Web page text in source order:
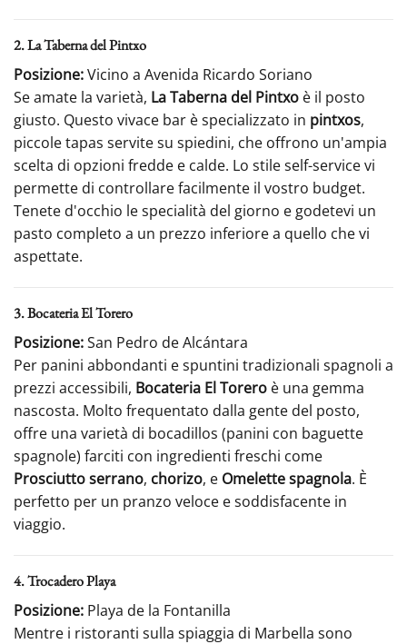
2. La Taberna del Pintxo
Posizione:Vicino a Avenida Ricardo Soriano
Se amate la varietà, La Taberna del Pintxo è il posto
giusto. Questo vivace bar è specializzato in pintxos,
piccole tapas servite su spiedini, che offrono un'ampia
scelta di opzioni fredde e calde. Lo stile self-service vi
permette di controllare facilmente il vostro budget.
Tenete d'occhio le specialità del giorno e godetevi un
pasto completo a un prezzo inferiore a quello che vi
aspettate.
3. Bocateria El Torero
Posizione:San Pedro de Alcántara
Per panini abbondanti e spuntini tradizionali spagnoli a
prezzi accessibili, Bocateria El Torero è una gemma
nascosta. Molto frequentato dalla gente del posto,
offre una varietà di bocadillos (panini con baguette
spagnole) farciti con ingredienti freschi come
Prosciutto serrano, chorizo, e Omelette spagnola. È
perfetto per un pranzo veloce e soddisfacente in
viaggio.
4. Trocadero Playa
Posizione: Playa de la Fontanilla
Mentre i ristoranti sulla spiaggia di Marbella sono